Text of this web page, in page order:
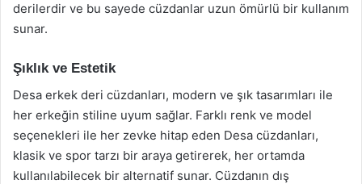
derilerdir ve bu sayede cüzdanlar uzun ömürlü bir kullanım
sunar.
Şıklık ve Estetik
Desa erkek deri cüzdanları, modern ve şık tasarımları ile
her erkeğin stiline uyum sağlar. Farklı renk ve model
seçenekleri ile her zevke hitap eden Desa cüzdanları,
klasik ve spor tarzı bir araya getirerek, her ortamda
kullanılabilecek bir alternatif sunar. Cüzdanın dış